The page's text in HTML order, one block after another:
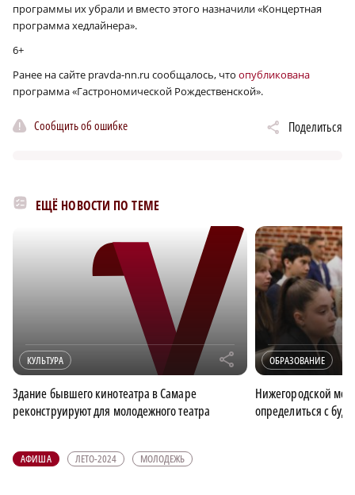
программы их убрали и вместо этого назначили «Концертная
программа хедлайнера».
6+
Ранее на сайте pravda-nn.ru сообщалось, что опубликована
программа «Гастрономической Рождественской».
Сообщить об ошибке Поделиться
ЕЩЁ НОВОСТИ ПО ТЕМЕ
КУЛЬТУРА r
Здание бывшего кинотеатра в Самаре
реконструируют для молодежного театра
ОБРАЗОВАНИЕ
Нижегородской
определиться с
АФИША ЛЕТО-2024 МОЛОДЕЖЬ